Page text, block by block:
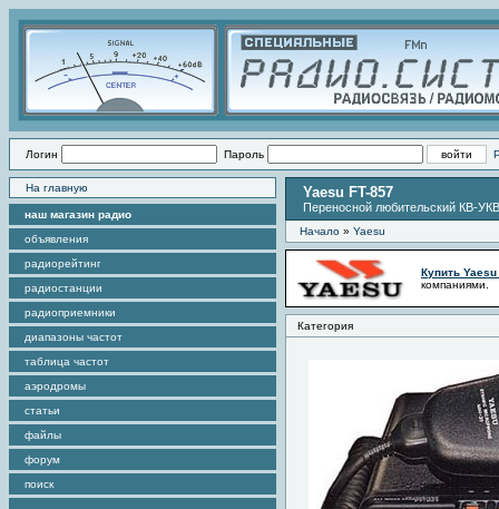
Логин Пароль
На главную
наш магазин радио
объявления
радиорейтинг
радиостанции
радиоприемники
диапазоны частот
таблица частот
аэродромы
статьи
файлы
форум
поиск
Yaesu FT-857
Переносной любительский КВ-
Начало » Yaesu
Купить Yaesu
компаниями.
Категория